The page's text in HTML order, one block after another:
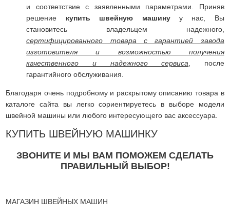
и соответствие с заявленными параметрами. Приняв
решение купить швейную машинуу нас, Вы
становитесь владельцем надежного,
сертифицированного товара с гарантией завода
изготовителя и возможностью получения
качественного и надежного сервиса , после
гарантийного обслуживания.
Благодаря очень подробному и раскрытому описанию товара в
каталоге сайта вы легко сориентируетесь в выборе модели
швейной машины или любого интересующего вас аксессуара.
КУПИТЬ ШВЕЙНУЮ МАШИНКУ
ЗВОНИТЕ И МЫ ВАМ ПОМОЖЕМ СДЕЛАТЬ
ПРАВИЛЬНЫЙ ВЫБОР!
МАГАЗИН ШВЕЙНЫХ МАШИН